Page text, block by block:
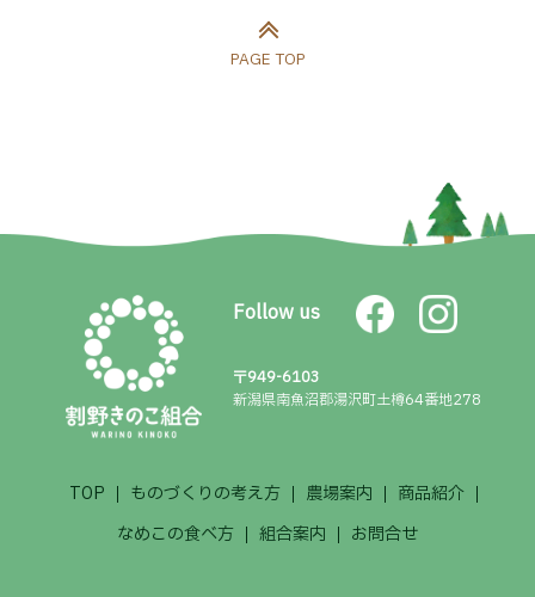
PAGE TOP
Follow us FacebookInstagram
所在地
〒949-6103
新潟県南魚沼郡湯沢町土樽64番地278
サイトナビゲーション
TOP ものづくりの考え方 農場案内
商品紹介
なめこの食べ方
組合案内 お問合せ